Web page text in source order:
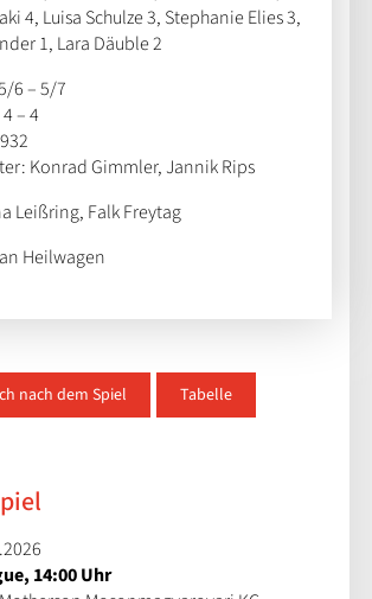
4, Luisa Schulze 3, Stephanie Elies 3,
1, Lara Däuble 2
6 – 5/7
– 4
Konrad Gimmler, Jannik Rips
Leißring, Falk Freytag
Heilwagen
nach dem Spiel Tabelle
14:00 Uhr